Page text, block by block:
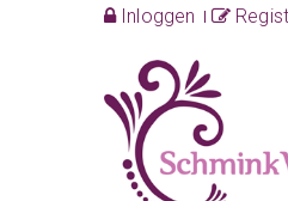
Inloggen